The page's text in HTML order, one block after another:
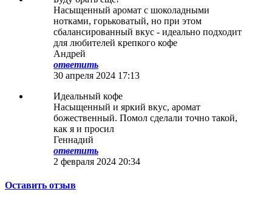
Насыщенный аромат с шоколадными
нотками, горьковатый, но при этом
сбалансированный вкус - идеально подходит
для любителей крепкого кофе
Андрей
ответить
30 апреля 2024 17:13
Идеальный кофе
Насыщенный и яркий вкус, аромат
божественный. Помол сделали точно такой,
как я и просил
Геннадий
ответить
2 февраля 2024 20:34
Оставить отзыв